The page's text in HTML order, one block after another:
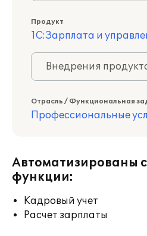
Продукт
1С:Зарплата и
Внедрения
Отрасль / Функциональная
Профессиональные
Автоматизированы
функции:
Кадровый учет
Расчет зарплаты